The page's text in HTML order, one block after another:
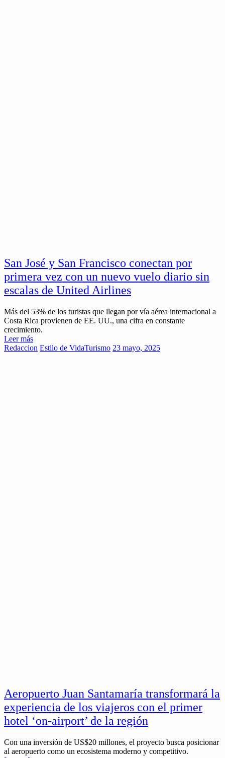
San José y San Francisco conectan por
primera vez con un nuevo vuelo diario sin
escalas de United Airlines
Más del 53% de los turistas que llegan por vía aérea internacional a
Costa Rica provienen de EE. UU., una cifra en constante
crecimiento.
Leer más
Redaccion Estilo de VidaTurismo 23 mayo, 2025
Aeropuerto Juan Santamaría transformará la
experiencia de los viajeros con el primer
hotel ‘on-airport’ de la región
Con una inversión de US$20 millones, el proyecto busca posicionar
al aeropuerto como un ecosistema moderno y competitivo.